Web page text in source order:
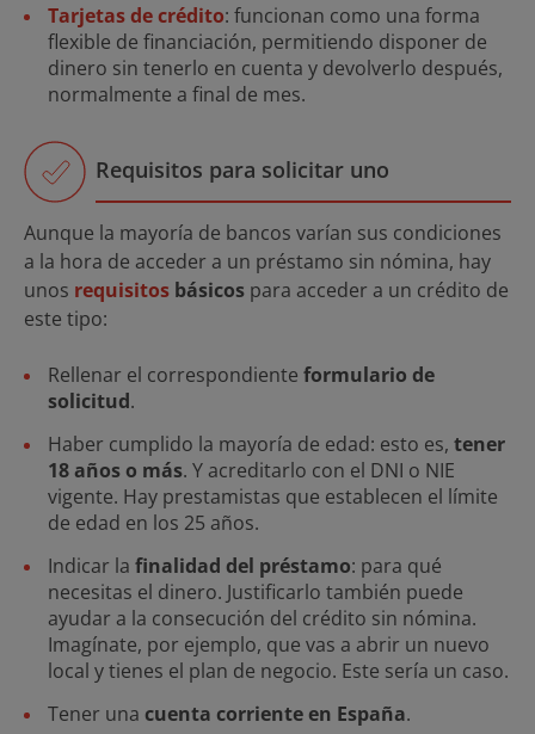
Tarjetas de crédito: funcionan como una forma
flexible de financiación, permitiendo disponer de
dinero sin tenerlo en cuenta y devolverlo después,
normalmente a final de mes.
Requisitos para solicitar uno
Aunque la mayoría de bancos varían sus condiciones
a la hora de acceder a un préstamo sin nómina, hay
unos requisitos básicos para acceder a un crédito de
este tipo:
Rellenar el correspondiente formulario de
solicitud.
Haber cumplido la mayoría de edad: esto es, tener
18 años o más. Y acreditarlo con el DNI o NIE
vigente. Hay prestamistas que establecen el límite
de edad en los 25 años.
Indicar la finalidad del préstamo: para qué
necesitas el dinero. Justificarlo también puede
ayudar a la consecución del crédito sin nómina.
Imagínate, por ejemplo, que vas a abrir un nuevo
local y tienes el plan de negocio. Este sería un caso.
Tener una cuenta corriente en España.